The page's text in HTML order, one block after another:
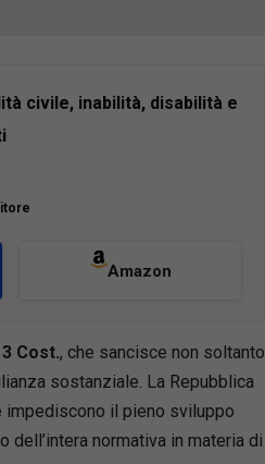
civile, inabilità, disabilità e
invalidità civile
dalla Legge
assistenziali e
al lavoro, della persona
del sordo e del cieco
procedimenti e prestazioni
che deve definire
le provvidenze
un processo previdenziale.
presente edizione:
Amazon
Cost., che sancisce non soltanto
sostanziale. La Repubblica
impediscono il pieno sviluppo
normativa in materia di